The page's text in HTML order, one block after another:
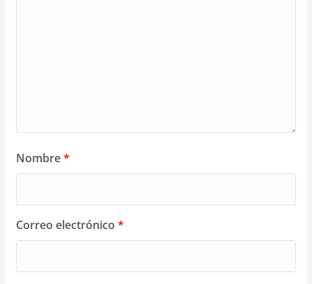
Nombre*
Correo electrónico *